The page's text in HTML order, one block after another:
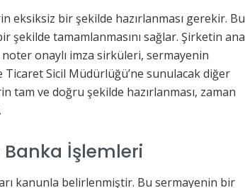
eksiksiz bir şekilde hazırlanması gerekir. Bu
tamamlanmasını sağlar. Şirketin ana
onaylı imza sirküleri, sermayenin
Ticaret Sicil Müdürlüğü’ne sunulacak diğer
ve doğru şekilde hazırlanması, zaman
İşlemleri
kanunla belirlenmiştir. Bu sermayenin bir